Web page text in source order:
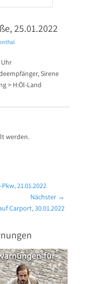
25.01.2022
Uhr
Sirene
> H:Öl-Land
werden.
21.01.2022
Nächster →
Carport, 30.01.2022